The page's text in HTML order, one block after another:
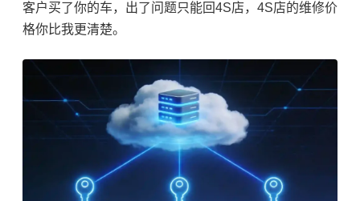
客户买了你的车，出了问题只能回4S店，4S店的维修价
格你比我更清楚。